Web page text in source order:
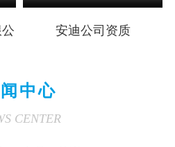
安迪公司资质
中心
CENTER